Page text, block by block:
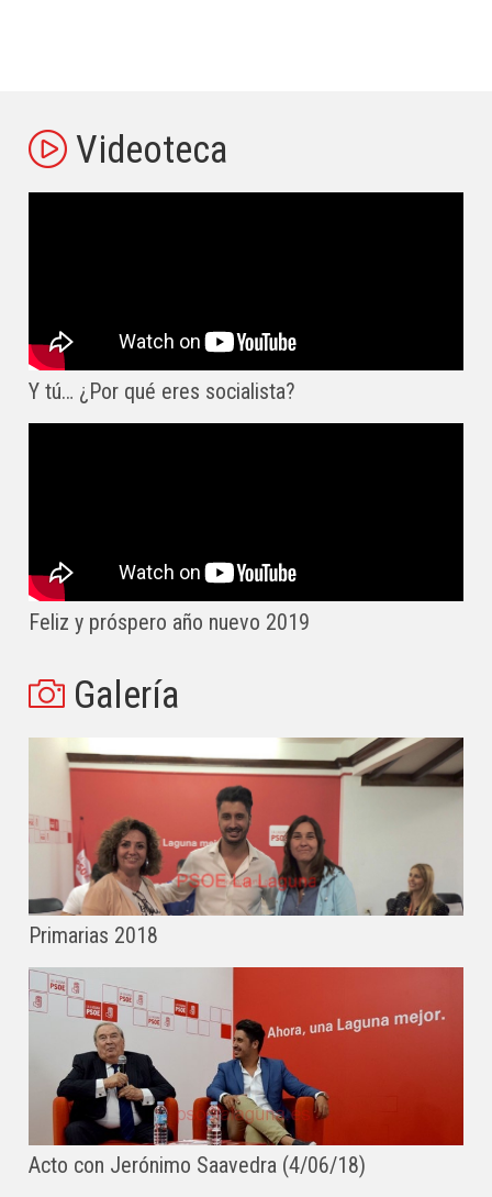
Videoteca
Y tú… ¿Por qué eres socialista?
Feliz y próspero año nuevo 2019
Galería
Primarias 2018
Acto con Jerónimo Saavedra (4/06/18)